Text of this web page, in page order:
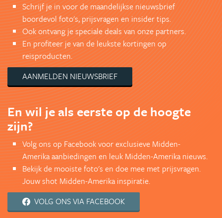
Schrijf je in voor de maandelijkse nieuwsbrief
boordevol foto's, prijsvragen en insider tips.
Ook ontvang je speciale deals van onze partners.
En profiteer je van de leukste kortingen op
reisproducten.
AANMELDEN NIEUWSBRIEF
En wil je als eerste op de hoogte
zijn?
Volg ons op Facebook voor exclusieve Midden-
Amerika aanbiedingen en leuk Midden-Amerika nieuws.
Bekijk de mooiste foto's en doe mee met prijsvragen.
Jouw shot Midden-Amerika inspiratie.
VOLG ONS VIA FACEBOOK